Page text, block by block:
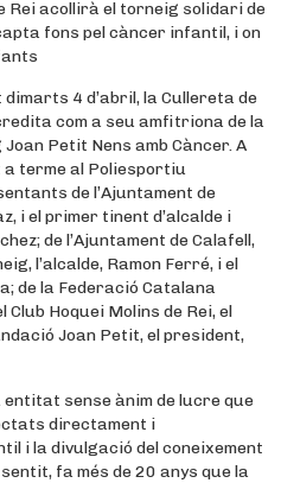
Rei acollirà el torneig solidari de
fons pel càncer infantil, i on
4 d’abril, la Cullereta de
com a seu amfitriona de la
Petit Nens amb Càncer. A
a terme al Poliesportiu
de l’Ajuntament de
i el primer tinent d’alcalde i
de l’Ajuntament de Calafell,
l’alcalde, Ramon Ferré, i el
de la Federació Catalana
Club Hoquei Molins de Rei, el
Joan Petit, el president,
sense ànim de lucre que
directament i
i la divulgació del coneixement
fa més de 20 anys que la